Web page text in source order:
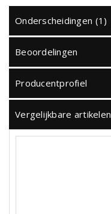
Onderscheidingen (1)
Beoordelingen
Producentprofiel
Vergelijkbare artikelen